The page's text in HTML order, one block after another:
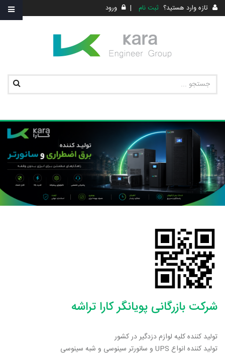
تازه وارد هستید؟ ثبت نام | ورود
شرکت بازرگانی پویانگر کارا تراشه
تولید کننده کلیه لوازم دزدگیر در کشور
تولید کننده انواع UPS و سانورتر سینوسی و شبه سینوسی